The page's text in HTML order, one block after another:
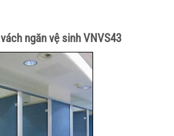
ngăn vệ sinh VNVS43